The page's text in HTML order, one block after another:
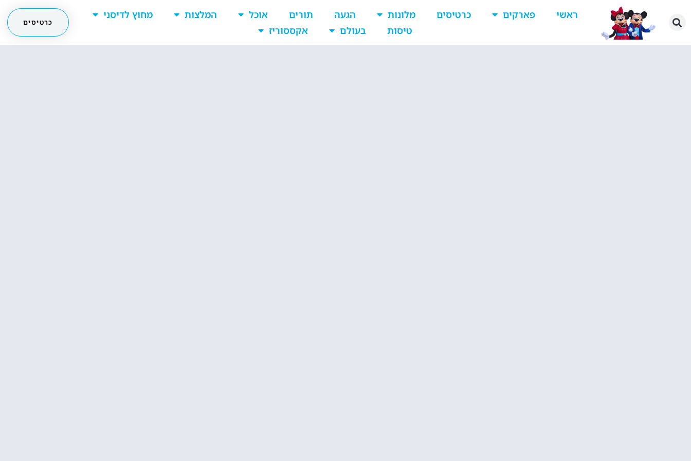
ראשי פארקים כרטיסים מלונות הגעה תורים אוכל המלצות
מחוץ לדיסני
טיסות
בעולם אקססוריז
כרטיסים